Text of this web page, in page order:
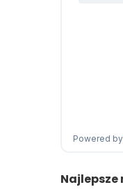
Najlepsze